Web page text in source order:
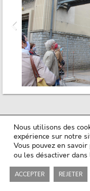
Copyright ©2018-26Maison de
Nous utilisons des
expérience sur notre
Vous pouvez en
ou les désactiver dans
ACCEPTER REJETER